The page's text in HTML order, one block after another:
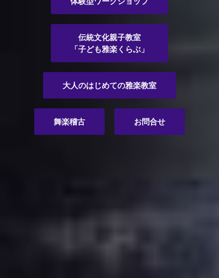
伝統文化親子教室
「子ども雅楽くらぶ」
大人のはじめての雅楽教室
舞楽稽古 お問合せ